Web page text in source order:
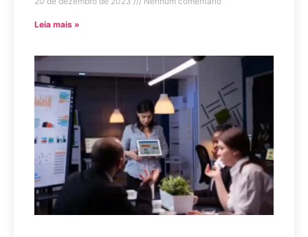
Leia mais »